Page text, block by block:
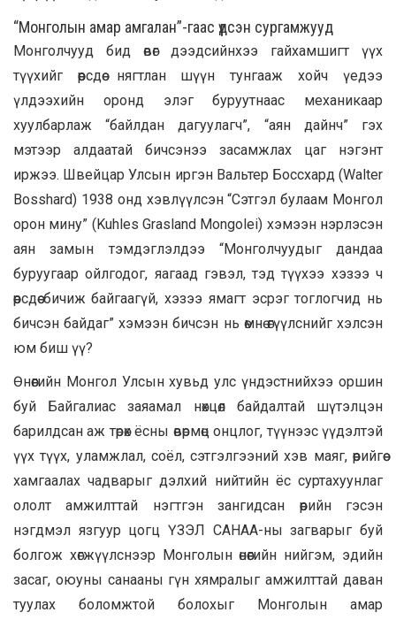
“Монголын амар амгалан”-гаас үүдсэн сургамжууд
Монголчууд бид өвөг дээдсийнхээ гайхамшигт үүх
түүхийг өөрсдөө нягтлан шүүн тунгааж хойч үедээ
үлдээхийн оронд элэг буруутнаас механикаар
хуулбарлаж “байлдан дагуулагч”, “аян дайнч” гэх
мэтээр алдаатай бичсэнээ засамжлах цаг нэгэнт
иржээ. Швейцар Улсын иргэн Вальтер Боссхард (Walter
Bosshard) 1938 онд хэвлүүлсэн “Сэтгэл булаам Монгол
орон мину” (Kuhles Grasland Mongolei) хэмээн нэрлэсэн
аян замын тэмдэглэлдээ “Монголчуудыг дандаа
буруугаар ойлгодог, яагаад гэвэл, тэд түүхээ хэзээ ч
өөрсдөө бичиж байгаагүй, хэзээ ямагт эсрэг тоглогчид нь
бичсэн байдаг” хэмээн бичсэн нь өмнө өгүүлснийг хэлсэн
юм биш үү?
Өнөөгийн Монгол Улсын хувьд улс үндэстнийхээ оршин
буй Байгалиас заяамал нөхцөл байдалтай шүтэлцэн
барилдсан аж төрөх ёсны өвөрмөц онцлог, түүнээс үүдэлтэй
үүх түүх, уламжлал, соёл, сэтгэлгээний хэв маяг, өөрийгөө
хамгаалах чадварыг дэлхий нийтийн ёс суртахуунлаг
ололт амжилттай нэгтгэн зангидсан өөрийн гэсэн
нэгдмэл язгуур цогц ҮЗЭЛ САНАА-ны загварыг буй
болгож хөгжүүлснээр Монголын өнөөгийн нийгэм, эдийн
засаг, оюуны санааны гүн хямралыг амжилттай даван
туулах боломжтой болохыг Монголын амар